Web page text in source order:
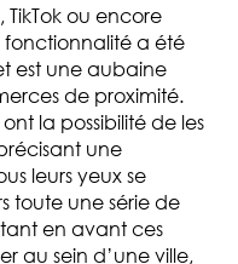
TikTok ou encore
fonctionnalité a été
est une aubaine
de proximité.
ont la possibilité de les
une
leurs yeux se
toute une série de
en avant ces
au sein d’une ville,